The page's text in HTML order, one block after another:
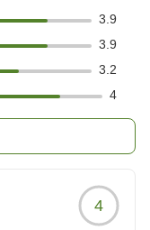
3.9
3.9
3.2
4
4